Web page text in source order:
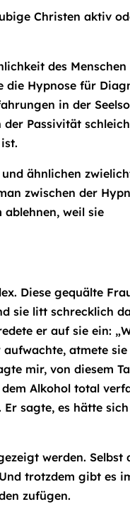
Christen aktiv
des
die Hypnose für
in der
Passivität
und ähnlichen
zwischen der
weil sie
Diese gequälte
sie litt schrecklich
er auf sie ein:
atmete
mir, von diesem
Alkohol total
sagte, es hätte
werden. Selbst
trotzdem gibt es
zufügen.